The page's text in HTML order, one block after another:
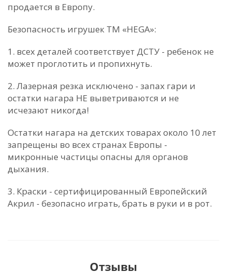
продается в Европу.
Безопасность игрушек ТМ «HEGA»:
1. всех деталей соответствует ДСТУ - ребенок не
может проглотить и пропихнуть.
2. Лазерная резка исключено - запах гари и
остатки нагара НЕ выветриваются и не
исчезают никогда!
Остатки нагара на детских товарах около 10 лет
запрещены во всех странах Европы -
микронные частицы опасны для органов
дыхания.
3. Краски - сертифицированный Европейский
Акрил - безопасно играть, брать в руки и в рот.
Отзывы